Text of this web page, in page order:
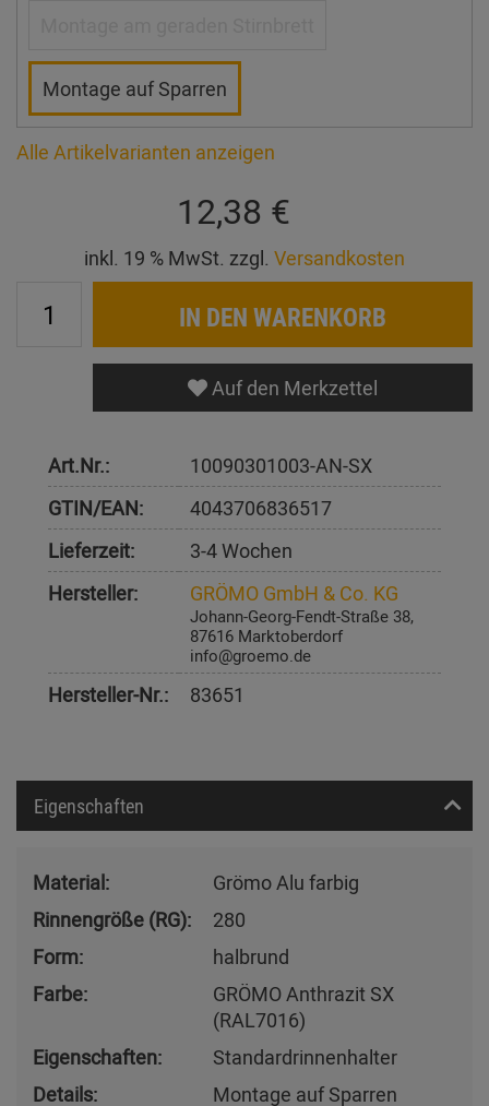
Montage auf Sparren
Alle Artikelvarianten anzeigen
12,38 €
inkl. 19 % MwSt. zzgl. Versandkosten
IN DEN WARENKORB
Auf den Merkzettel
Art.Nr.:
10090301003-AN-SX
GTIN/EAN:
4043706836517
Lieferzeit:
3-4 Wochen
Hersteller:
GRÖMO GmbH & Co. KG
Johann-Georg-Fendt-Straße 38,
87616 Marktoberdorf
info@groemo.de
Hersteller-Nr.: 83651
Eigenschaften
Material:
Grömo Alu farbig
Rinnengröße (RG):
280
Form:
halbrund
Farbe:
GRÖMO Anthrazit SX
(RAL7016)
Eigenschaften:
Standardrinnenhalter
Details:
Montage auf Sparren